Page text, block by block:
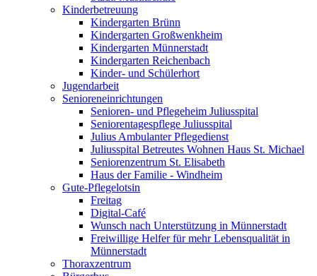
Kinderbetreuung
Kindergarten Brünn
Kindergarten Großwenkheim
Kindergarten Münnerstadt
Kindergarten Reichenbach
Kinder- und Schülerhort
Jugendarbeit
Senioreneinrichtungen
Senioren- und Pflegeheim Juliusspital
Seniorentagespflege Juliusspital
Julius Ambulanter Pflegedienst
Juliusspital Betreutes Wohnen Haus St. Michael
Seniorenzentrum St. Elisabeth
Haus der Familie - Windheim
Gute-Pflegelotsin
Freitag
Digital-Café
Wunsch nach Unterstützung in Münnerstadt
Freiwillige Helfer für mehr Lebensqualität in
Münnerstadt
Thoraxzentrum